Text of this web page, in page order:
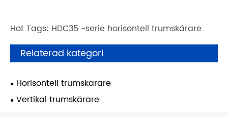
Hot Tags: HDC35 -serie horisontell trumskärare
Relaterad kategori
Horisontell trumskärare
Vertikal trumskärare